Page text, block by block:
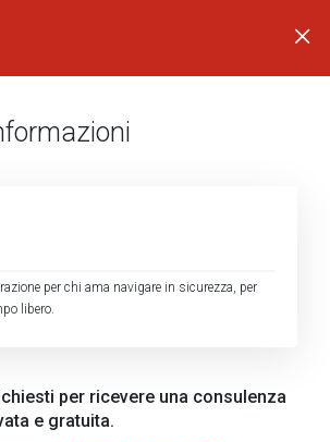
per ricevere una consulenza
e gratuita.
per chi ama navigare in sicurezza, per
libero.